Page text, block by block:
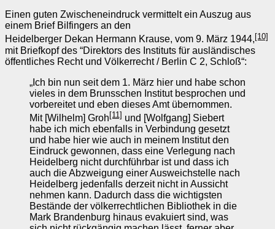
Einen guten Zwischeneindruck vermittelt ein Auszug aus
einem Brief Bilfingers an den
Heidelberger Dekan Hermann Krause, vom 9. März 1944,[10]
mit Briefkopf des “Direktors des Instituts für ausländisches
öffentliches Recht und Völkerrecht / Berlin C 2, Schloß“:
„Ich bin nun seit dem 1. März hier und habe schon
vieles in dem Brunsschen Institut besprochen und
vorbereitet und eben dieses Amt übernommen.
Mit [Wilhelm] Groh [11] und [Wolfgang] Siebert
habe ich mich ebenfalls in Verbindung gesetzt
und habe hier wie auch in meinem Institut den
Eindruck gewonnen, dass eine Verlegung nach
Heidelberg nicht durchführbar ist und dass ich
auch die Abzweigung einer Ausweichstelle nach
Heidelberg jedenfalls derzeit nicht in Aussicht
nehmen kann. Dadurch dass die wichtigsten
Bestände der völkerrechtlichen Bibliothek in die
Mark Brandenburg hinaus evakuiert sind, was